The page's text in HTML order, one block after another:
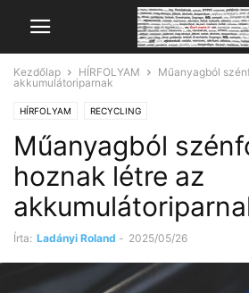
Kezdőlap HÍRFOLYAM
Műanyagból
akkumulátoriparnak
HÍRFOLYAM RECYCLING
Műanyagból
hoznak létre az
Írta: Ladányi Roland - 2025/05/26